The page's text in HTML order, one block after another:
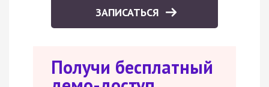
ЗАПИСАТЬСЯ
Получи бесплатный